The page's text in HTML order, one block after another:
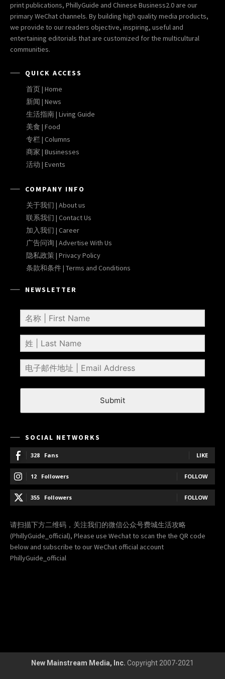
print publications, PhillyGuide and Chinese Business2.0 are our
primary WeChat channels. By building high quality media products,
we provide to our readers objective, inspiring, useful and
entertaining editorials that are customized for the multicultural
communities.
QUICK ACCESS
首页 | Home
新闻 | News
生活指南 | Living Guide
美食 | Food
专栏 | Columns
商家 | Businesses
活动 | Events
COMPANY INFO
关于我们 | About us
联系我们 | Contact Us
加入我们 | Career
广告问询 | Advertise With Us
隐私政策 | Privacy Policy
条款和条件 | Terms and Conditions
NEWSLETTER
Submit
SOCIAL NETWORKS
328 Fans LIKE
12 Followers FOLLOW
355 Followers FOLLOW
请扫描下方二维码，关注我们的微信公众号费城生活攻略
(PhillyGuide_official), Please use Wechat to scan the the QR code
below and subscribe to our WeChat official account
PhillyGuide_official
New Mainstream Media, Inc. Copyright 2007-2021